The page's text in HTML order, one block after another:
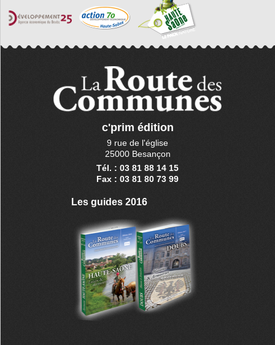
c'prim édition
9 rue de l'église
25000 Besançon
Tél. : 03 81 88 14 15
Fax : 03 81 80 73 99
Les guides 2016